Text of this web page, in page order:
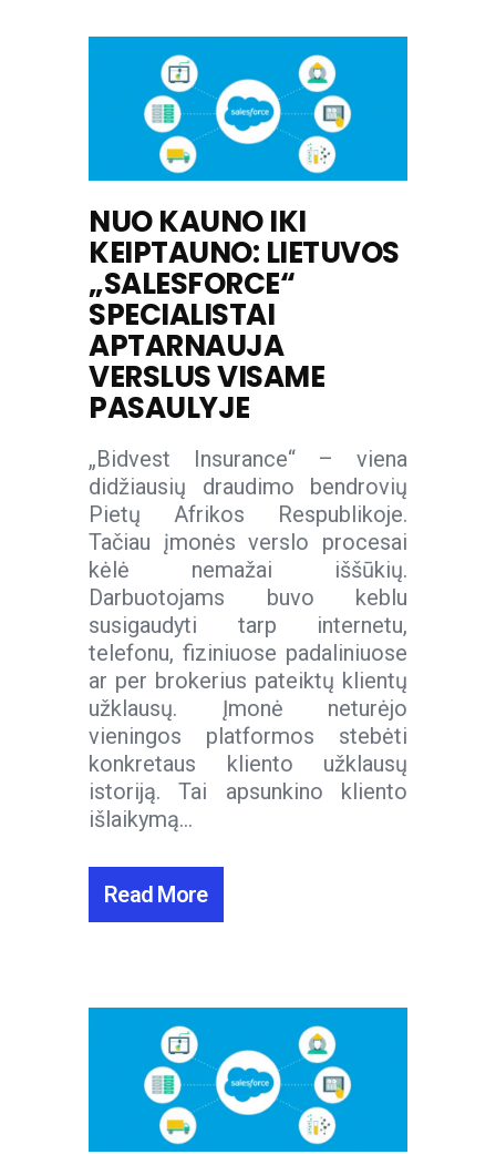
NUO KAUNO IKI
KEIPTAUNO: LIETUVOS
„SALESFORCE“
SPECIALISTAI
APTARNAUJA
VERSLUS VISAME
PASAULYJE
„Bidvest Insurance“ – viena
didžiausių draudimo bendrovių
Pietų Afrikos Respublikoje.
Tačiau įmonės verslo procesai
kėlė nemažai iššūkių.
Darbuotojams buvo keblu
susigaudyti tarp internetu,
telefonu, fiziniuose padaliniuose
ar per brokerius pateiktų klientų
užklausų. Įmonė neturėjo
vieningos platformos stebėti
konkretaus kliento užklausų
istoriją. Tai apsunkino kliento
išlaikymą...
Read More